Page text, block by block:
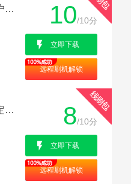
OPPO A57 全网通 线刷救砖包，内带平台+驱动+教程 解决账户锁屏幕锁定屏,黑屏专用亲测成功 10/10分
立即下载
远程刷机解锁
OPPO A57t线刷专用救砖固件包，内带平台+驱动+教程!救砖,定屏,解防盗锁专用亲测成功 8/10分
立即下载
远程刷机解锁